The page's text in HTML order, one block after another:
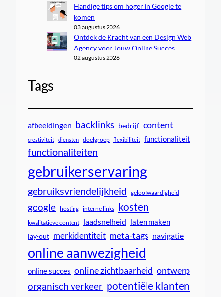
Handige tips om hoger in Google te
komen
03 augustus 2026
Ontdek de Kracht van een Design Web
Agency voor Jouw Online Succes
02 augustus 2026
Tags
afbeeldingen backlinks bedrijf content
creativiteit diensten doelgroep flexibiliteit functionaliteit
functionaliteiten
gebruikerservaring
gebruiksvriendelijkheid geloofwaardigheid
google hosting interne links kosten
kwalitatieve content laadsnelheid laten maken
lay-out merkidentiteit meta-tags navigatie
online aanwezigheid
online succes online zichtbaarheid ontwerp
organisch verkeer potentiële klanten